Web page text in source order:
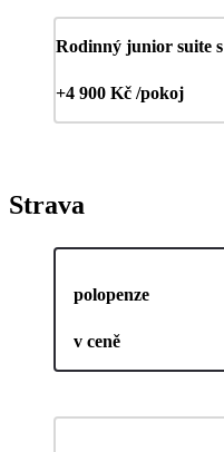
Rodinný junior suite
+4 900 Kč /pokoj
Strava
polopenze
v ceně